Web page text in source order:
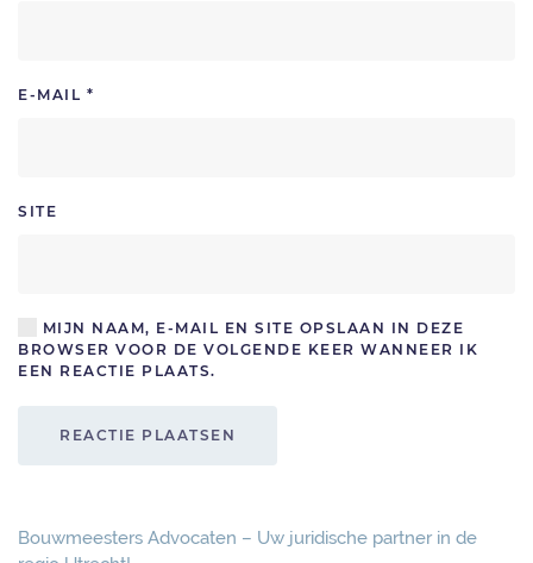
E-MAIL *
SITE
MIJN NAAM, E-MAIL EN SITE OPSLAAN IN DEZE
BROWSER VOOR DE VOLGENDE KEER WANNEER IK
EEN REACTIE PLAATS.
REACTIE PLAATSEN
Bouwmeesters Advocaten – Uw juridische partner in de